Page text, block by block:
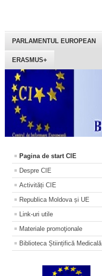
PARLAMENTUL EUROPEAN
ERASMUS+
Pagina de start CIE
Despre CIE
Activități CIE
Republica Moldova și UE
Link-uri utile
Materiale promoţionale
Biblioteca Științifică Medicală